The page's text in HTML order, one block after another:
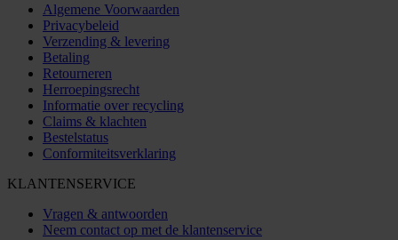
Algemene Voorwaarden
Privacybeleid
Verzending & levering
Betaling
Retourneren
Herroepingsrecht
Informatie over recycling
Claims & klachten
Bestelstatus
Conformiteitsverklaring
KLANTENSERVICE
Vragen & antwoorden
Neem contact op met de klantenservice